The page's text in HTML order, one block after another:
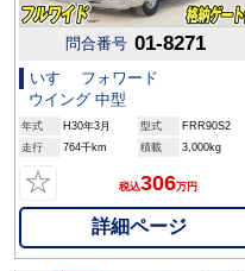
問合番号 01-8271
いすゞ フォワード
ウイング 中型
年式 H30年3月 型式
FRR90S2
走行
764千km 積載 3,000kg
☆ 税込306万円
詳細ページ